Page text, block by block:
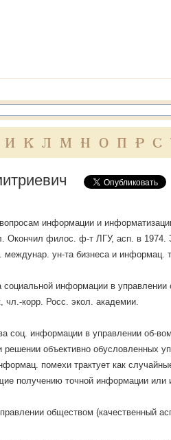
И К Л М Н О П Р С
информации и
Окончил филос. ф-т ЛГУ, асп. в
ун-та бизнеса и информац.
информации в
чл.-корр. Росс. экол. академии.
соц. информации в управлении об-
объективно обусловленных
помехи трактует как
получению точной информации
обществом (качественный